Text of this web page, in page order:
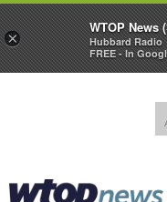
×
WTOP News
Hubbard Radio
FREE - In